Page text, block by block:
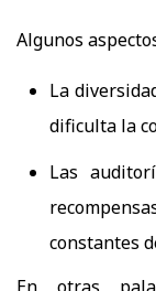
Algunos
La
dificulta la
Las
constantes